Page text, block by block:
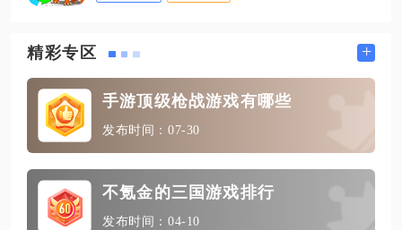
精彩专区 +
手游顶级枪战游戏有哪些
发布时间：07-30
不氪金的三国游戏排行
发布时间：04-10